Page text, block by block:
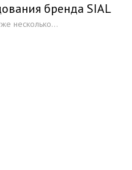
бренда SIAL
несколько...